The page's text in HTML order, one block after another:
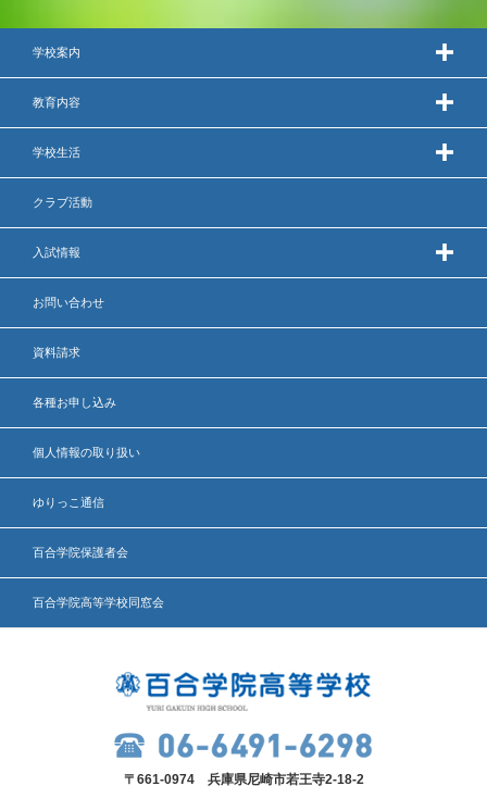
学校案内
教育内容
学校生活
クラブ活動
入試情報
お問い合わせ
資料請求
各種お申し込み
個人情報の取り扱い
ゆりっこ通信
百合学院保護者会
百合学院高等学校同窓会
〒661-0974 兵庫県尼崎市若王寺2-18-2